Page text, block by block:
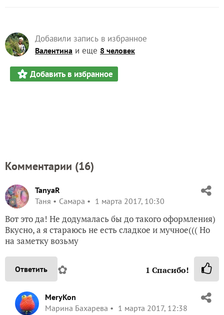
Добавили запись в избранное
Валентина и еще 8 человек
Добавить в избранное
Комментарии (16)
TanyaR
Таня
Самара 1 марта 2017, 10:30
Вот это да! Не додумалась бы до такого оформления)
Вкусно, а я стараюсь не есть сладкое и мучное((( Но
на заметку возьму
Ответить ✿ 1 Спасибо!
MeryKon
Марина Бахарева
1 марта 2017, 12:38